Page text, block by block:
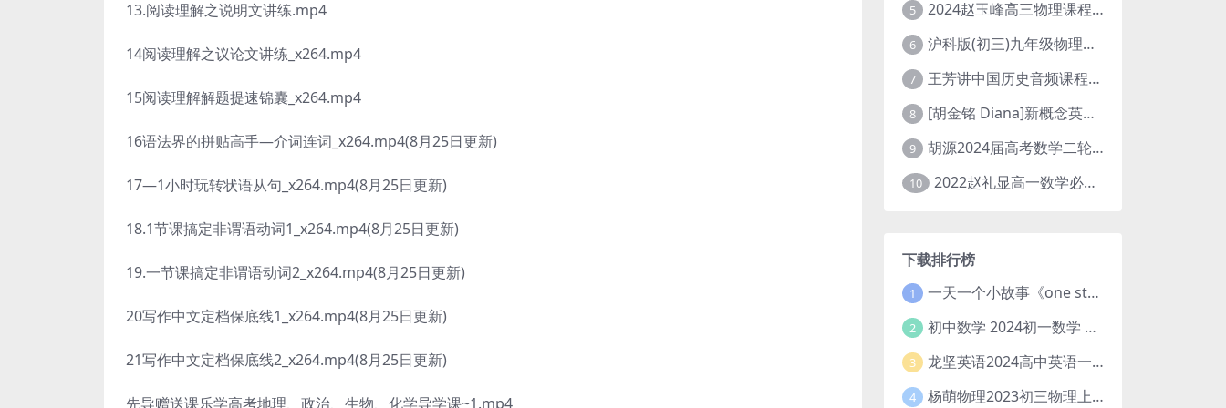
13.阅读理解之说明文讲练.mp4
14阅读理解之议论文讲练_x264.mp4
15阅读理解解题提速锦囊_x264.mp4
16语法界的拼贴高手—介词连词_x264.mp4(8月25日更新)
17—1小时玩转状语从句_x264.mp4(8月25日更新)
18.1节课搞定非谓语动词1_x264.mp4(8月25日更新)
19.一节课搞定非谓语动词2_x264.mp4(8月25日更新)
20写作中文定档保底线1_x264.mp4(8月25日更新)
21写作中文定档保底线2_x264.mp4(8月25日更新)
先导赠送课乐学高考地理、政治、生物、化学导学课~1.mp4
5 2024赵玉峰高三物理课程24年高考物理一轮复习网课教程
6 沪科版(初三)九年级物理全一册网课教学视频全集(录播版 杜春雨 66讲)
7 王芳讲中国历史音频课程全集(上下五千年)
8 [胡金铭 Diana]新概念英语第1册教学视频课程(全集 百度网盘下载)
9 胡源2024届高考数学二轮寒假春季精讲 百度网盘分享
10 2022赵礼显高一数学必修一课程视频资源(秋季班 含讲义)百度网盘云
下载排行榜
1 一天一个小故事《one story a day》初中版 百度网盘分享下载
2 初中数学 2024初一数学 朱韬数学 S班春季下 A+班春季下 百度云网盘
3 龙坚英语2024高中英语一轮系统班(全国卷+北京卷)
4 杨萌物理2023初三物理上秋季A+班(视频+讲义) 百度网盘分享